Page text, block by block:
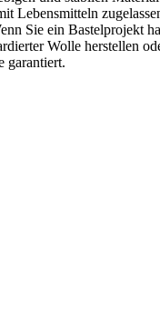
Lebensmitteln
Sie ein Bastelprojekt
Wolle herstellen
garantiert.